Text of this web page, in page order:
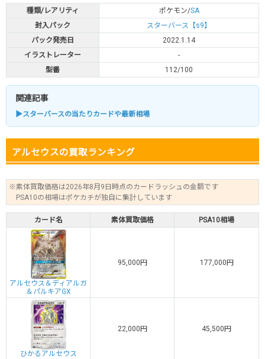
種類/レアリティ ポケモン/SA
封入パック
スターバース【s9】
パック発売日
2022.1.14
イラストレーター
-
型番
112/100
関連記事
▶スターバースの当たりカードや最新相場
アルセウスの買取ランキング
※素体買取価格は2026年8月9日時点のカードラッシュの金額です
PSA10の相場はポケカチが独自に集計しています
カード名 素体買取価格 PSA10相場
アルセウス＆ディアルガ
＆パルキアGX
95,000円 177,000円
ひかるアルセウス
22,000円 45,500円